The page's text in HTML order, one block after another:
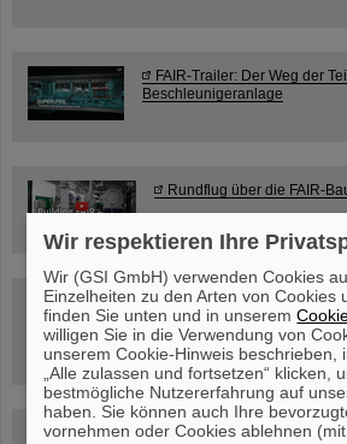
FAIR-Trailer: Der Weg der
Beschleunigeranlage
Rundflug über die FAIR-
Besichtigung von GSI/FAIR
jetzt Termin buchen!
Blog Beam On
Wir respektieren Ihre
Wir (GSI GmbH) verwenden Cookies
Einzelheiten zu den Arten von Cookies
finden Sie unten und in unserem
willigen Sie in die Verwendung von
unserem Cookie-Hinweis beschrieben,
„Alle zulassen und fortsetzen“ klicken,
bestmögliche Nutzererfahrung auf
haben. Sie können auch Ihre
vornehmen oder Cookies ablehnen